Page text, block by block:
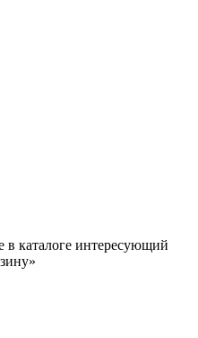
в каталоге интересующий